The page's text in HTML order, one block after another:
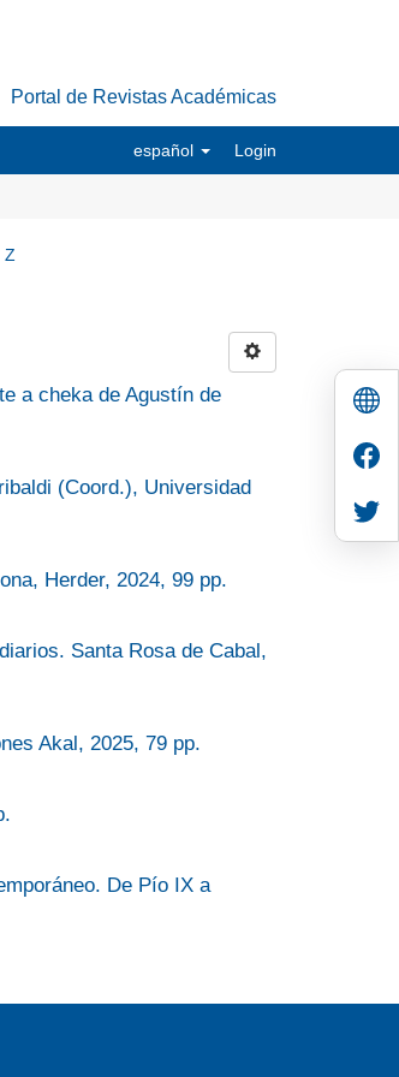
Portal de Revistas Académicas
español Login
Z
a cheka de Agustín de
(Coord.), Universidad
Herder, 2024, 99 pp.
Santa Rosa de Cabal,
Akal, 2025, 79 pp.
De Pío IX a